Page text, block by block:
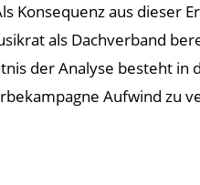
Konsequenz aus dieser
als Dachverband
der Analyse besteht
Aufwind zu